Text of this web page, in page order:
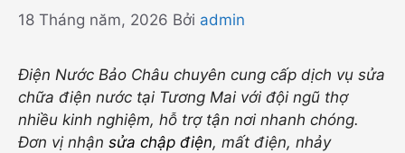
18 Tháng năm, 2026 Bởi admin
Điện Nước Bảo Châu chuyên cung cấp dịch vụ sửa
chữa điện nước tại Tương Mai với đội ngũ thợ
nhiều kinh nghiệm, hỗ trợ tận nơi nhanh chóng.
Đơn vị nhận sửa chập điện, mất điện, nhảy